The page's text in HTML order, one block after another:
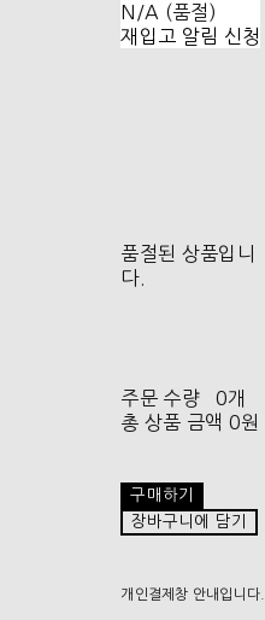
N/A (품절)
재입고 알림 신청
품절된 상품입니
다.
주문 수량
0개
총 상품 금액 0원
구매하기
장바구니에 담기
개인결제창 안내입니다.